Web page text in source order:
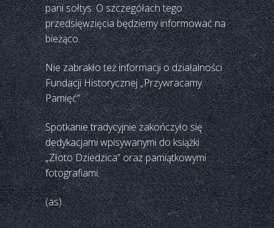
pani sołtys. O szczegółach tego
przedsięwzięcia będziemy informować na
bieżąco.
Nie zabrakło też informacji o działalności
Fundacji Historycznej „Przywracamy
Pamięć”.
Spotkanie tradycyjnie zakończyło się
dedykacjami wpisywanymi do książki
„Złoto Dziedzica” oraz pamiątkowymi
fotografiami.
(as)